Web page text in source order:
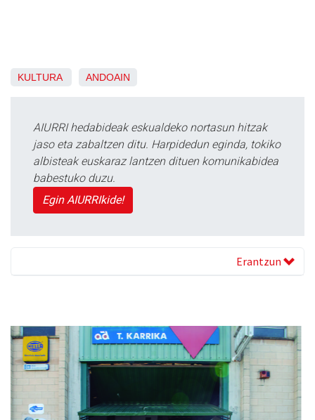
KULTURA ANDOAIN
AIURRI hedabideak eskualdeko nortasun hitzak
jaso eta zabaltzen ditu. Harpidedun eginda, tokiko
albisteak euskaraz lantzen dituen komunikabidea
babestuko duzu.
Egin AIURRIkide!
Erantzun